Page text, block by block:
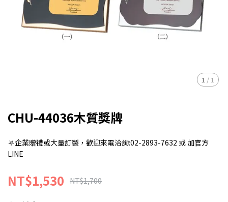
1 / 1
CHU-44036木質獎牌
⛧企業贈禮或大量訂製，歡迎來電洽詢:02-2893-7632 或 加官方
LINE
NT$1,530 NT$1,700